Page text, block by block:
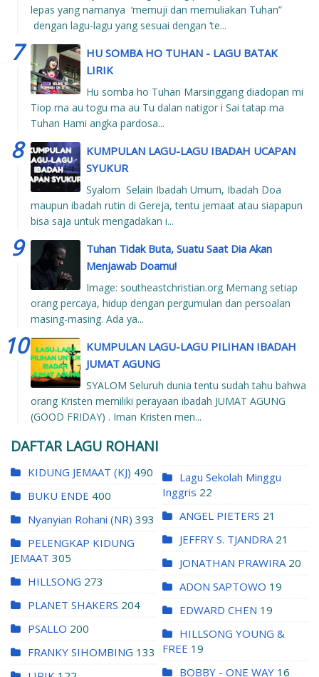
lepas yang namanya ‘memuji dan memuliakan Tuhan”
dengan lagu-lagu yang sesuai dengan ‘te...
HU SOMBA HO TUHAN - LAGU BATAK
LIRIK
Hu somba ho Tuhan Marsinggang diadopan mi
Tiop ma au togu ma au Tu dalan natigor i Sai tatap ma
Tuhan Hami angka pardosa...
KUMPULAN LAGU-LAGU IBADAH UCAPAN
SYUKUR
Syalom Selain Ibadah Umum, Ibadah Doa
maupun ibadah rutin di Gereja, tentu jemaat atau siapapun
bisa saja untuk mengadakan i...
Tuhan Tidak Buta, Suatu Saat Dia Akan
Menjawab Doamu!
Image: southeastchristian.org Memang setiap
orang percaya, hidup dengan pergumulan dan persoalan
masing-masing. Ada ya...
KUMPULAN LAGU-LAGU PILIHAN IBADAH
JUMAT AGUNG
SYALOM Seluruh dunia tentu sudah tahu bahwa
orang Kristen memiliki perayaan ibadah JUMAT AGUNG
(GOOD FRIDAY) . Iman Kristen men...
DAFTAR LAGU ROHANI
KIDUNG JEMAAT (KJ) 490
BUKU ENDE 400
Nyanyian Rohani (NR) 393
PELENGKAP KIDUNG
JEMAAT 305
HILLSONG 273
PLANET SHAKERS 204
PSALLO 200
FRANKY SIHOMBING 133
Lagu Sekolah Minggu
Inggris 22
ANGEL PIETERS 21
JEFFRY S. TJANDRA 21
JONATHAN PRAWIRA 20
ADON SAPTOWO 19
EDWARD CHEN 19
HILLSONG YOUNG &
FREE 19
BOBBY - ONE WAY 16